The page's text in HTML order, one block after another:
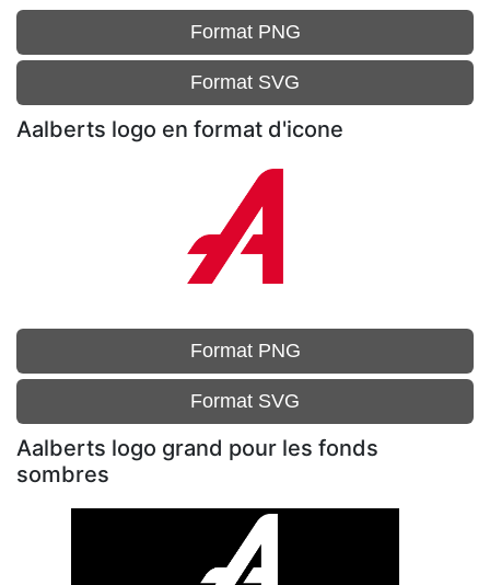
Format PNG
Format SVG
Aalberts logo en format d'icone
Format PNG
Format SVG
Aalberts logo grand pour les fonds
sombres